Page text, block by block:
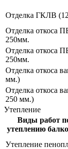
Отделка ГКЛВ
Отделка откоса
250мм.
Отделка откоса
250мм.
Отделка откоса
мм.)
Отделка откоса
250 мм.)
Утепление
Виды работ
утеплению
Утепление